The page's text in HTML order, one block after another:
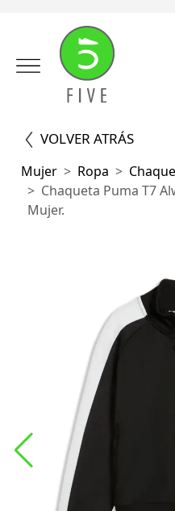
VOLVER ATRÁS
Mujer Ropa
Chaqueta Puma T7
Mujer.